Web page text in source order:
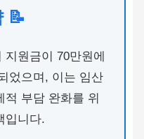
📝
원금이 70만원에
었으며, 이는 임산
적 부담 완화를 위
입니다.